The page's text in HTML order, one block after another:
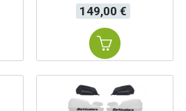
Precio
149,00 €